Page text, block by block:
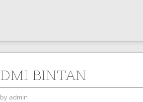
DMI BINTAN
by admin